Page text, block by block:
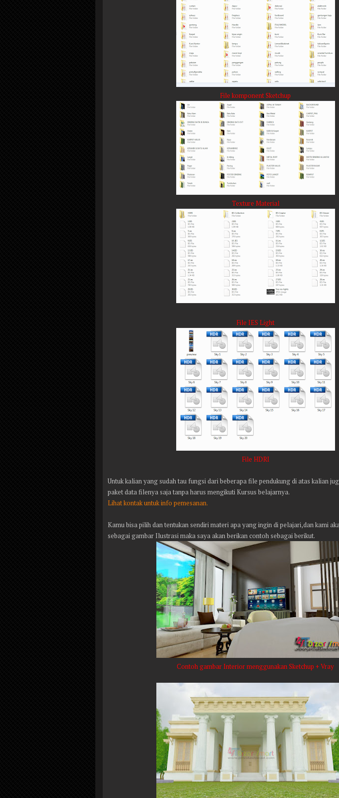
File komponent Sketchup
Texture Material
File IES Light
File HDRI
Untuk kalian yang sudah tau fungsi dari beberapa file pendukung di atas kalian
paket data filenya saja tanpa harus mengikuti Kursus belajarnya.
Lihat kontak untuk info pemesanan.
Kamu bisa pilih dan tentukan sendiri materi apa yang ingin di pelajari,dan kami
sebagai gambar Ilustrasi maka saya akan berikan contoh sebagai berikut.
Contoh gambar Interior menggunakan Sketchup + Vray